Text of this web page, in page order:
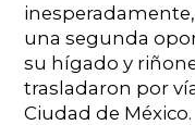
una segunda
su hígado y
trasladaron por
Ciudad de México.